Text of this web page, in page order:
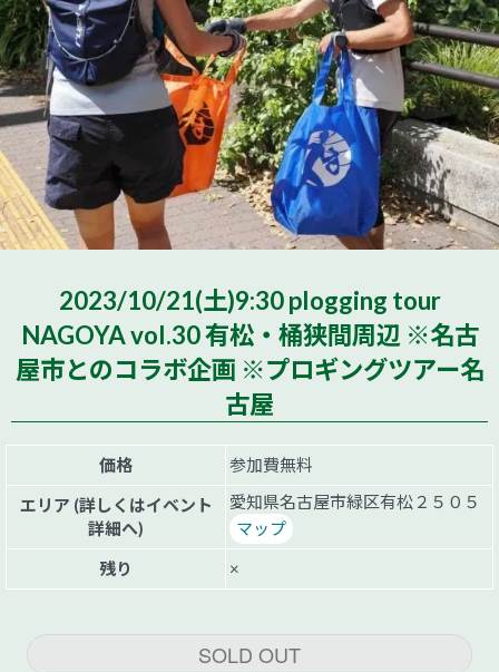
2023/10/21(土)9:30 plogging tour
NAGOYA vol.30 有松・桶狭間周辺 ※名古
屋市とのコラボ企画 ※プロギングツアー名
古屋
価格
参加費無料
エリア (詳しくはイベント
詳細へ)
愛知県名古屋市緑区有松２５０５
マップ
残り
×
SOLD OUT